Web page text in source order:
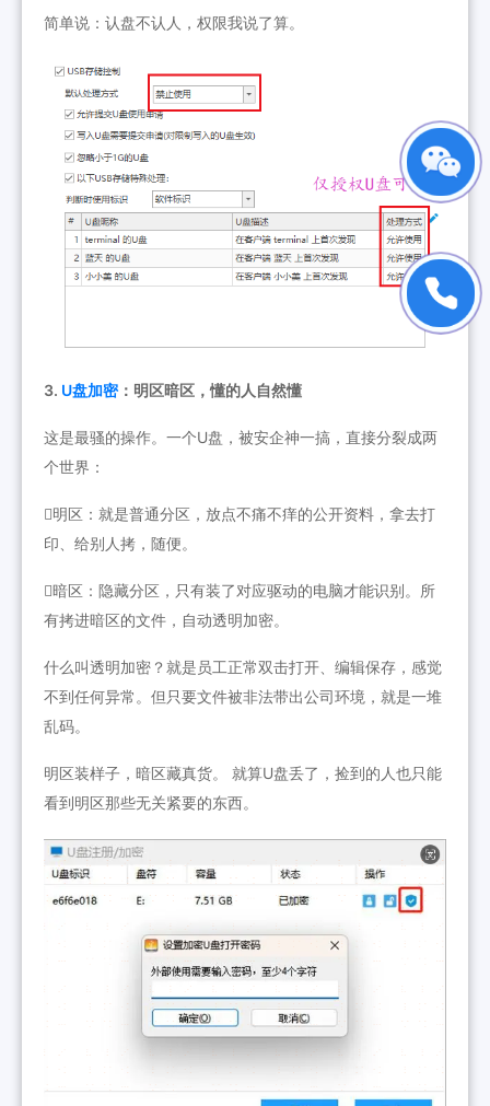
简单说：认盘不认人，权限我说了算。
3. U盘加密：明区暗区，懂的人自然懂
这是最骚的操作。一个U盘，被安企神一搞，直接分裂成两
个世界：
明区：就是普通分区，放点不痛不痒的公开资料，拿去打
印、给别人拷，随便。
暗区：隐藏分区，只有装了对应驱动的电脑才能识别。所
有拷进暗区的文件，自动透明加密。
什么叫透明加密？就是员工正常双击打开、编辑保存，感觉
不到任何异常。但只要文件被非法带出公司环境，就是一堆
乱码。
明区装样子，暗区藏真货。 就算U盘丢了，捡到的人也只能
看到明区那些无关紧要的东西。